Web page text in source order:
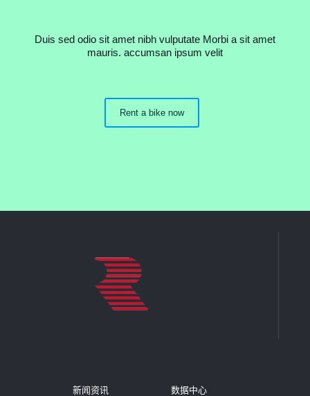
Duis sed odio sit amet nibh vulputate Morbi a sit amet
mauris. accumsan ipsum velit
Rent a bike now
新闻资讯 数据中心